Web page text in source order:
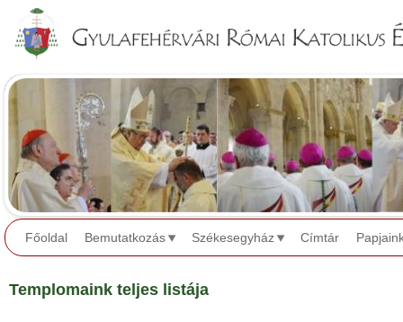
Főoldal Bemutatkozás Székesegyház Címtár
Templomaink teljes listája